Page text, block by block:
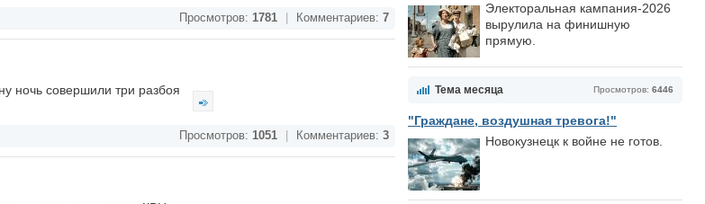
Электоральная кампания-2026
вырулила на финишную
прямую.
Просмотров: 6446
Тема месяца
"Граждане, воздушная тревога!"
Новокузнецк к войне не готов.
Просмотров: 1781 Комментариев: 7
ночь совершили три разбоя
Просмотров: 1051 Комментариев: 3